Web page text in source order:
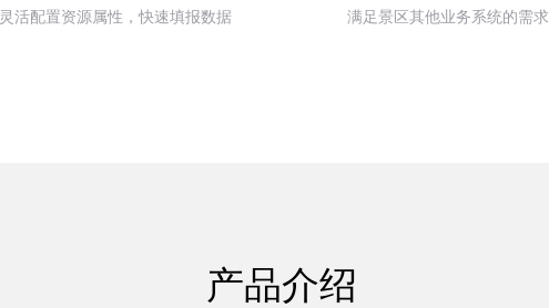
灵活配置资源属性，快速填报数据
满足景区其他业务系统的需求
产品介绍